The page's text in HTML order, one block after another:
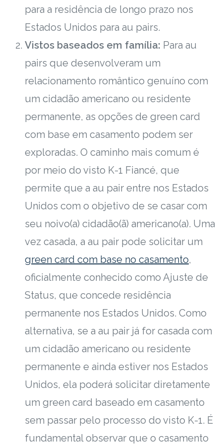
para a residência de longo prazo nos
Estados Unidos para au pairs.
Vistos baseados em família: Para au
pairs que desenvolveram um
relacionamento romântico genuíno com
um cidadão americano ou residente
permanente, as opções de green card
com base em casamento podem ser
exploradas. O caminho mais comum é
por meio do visto K-1 Fiancé, que
permite que a au pair entre nos Estados
Unidos com o objetivo de se casar com
seu noivo(a) cidadão(ã) americano(a). Uma
vez casada, a au pair pode solicitar um
green card com base no casamento,
oficialmente conhecido como Ajuste de
Status, que concede residência
permanente nos Estados Unidos. Como
alternativa, se a au pair já for casada com
um cidadão americano ou residente
permanente e ainda estiver nos Estados
Unidos, ela poderá solicitar diretamente
um green card baseado em casamento
sem passar pelo processo do visto K-1. É
fundamental observar que o casamento